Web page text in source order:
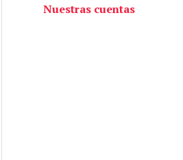
Nuestras cuentas